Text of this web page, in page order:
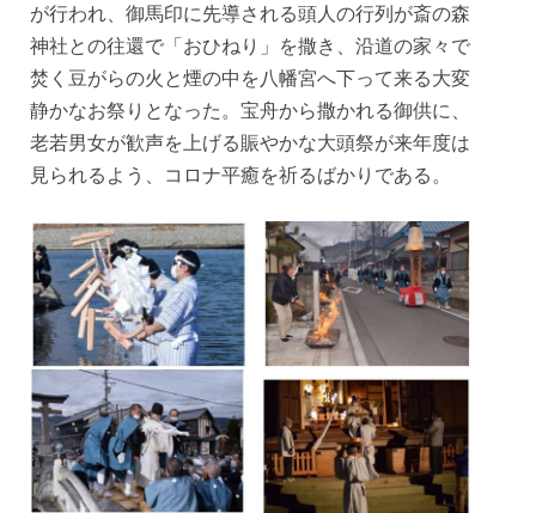
が行われ、御馬印に先導される頭人の行列が斎の森
神社との往還で「おひねり」を撒き、沿道の家々で
焚く豆がらの火と煙の中を八幡宮へ下って来る大変
静かなお祭りとなった。宝舟から撒かれる御供に、
老若男女が歓声を上げる賑やかな大頭祭が来年度は
見られるよう、コロナ平癒を祈るばかりである。